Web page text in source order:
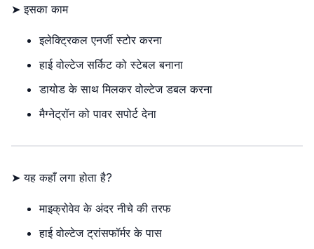
➤ इसका काम
इलेक्ट्रिकल एनर्जी स्टोर करना
हाई वोल्टेज सर्किट को स्टेबल बनाना
डायोड के साथ मिलकर वोल्टेज डबल करना
मैग्नेट्रॉन को पावर सपोर्ट देना
➤ यह कहाँ लगा होता है?
माइक्रोवेव के अंदर नीचे की तरफ
हाई वोल्टेज ट्रांसफॉर्मर के पास